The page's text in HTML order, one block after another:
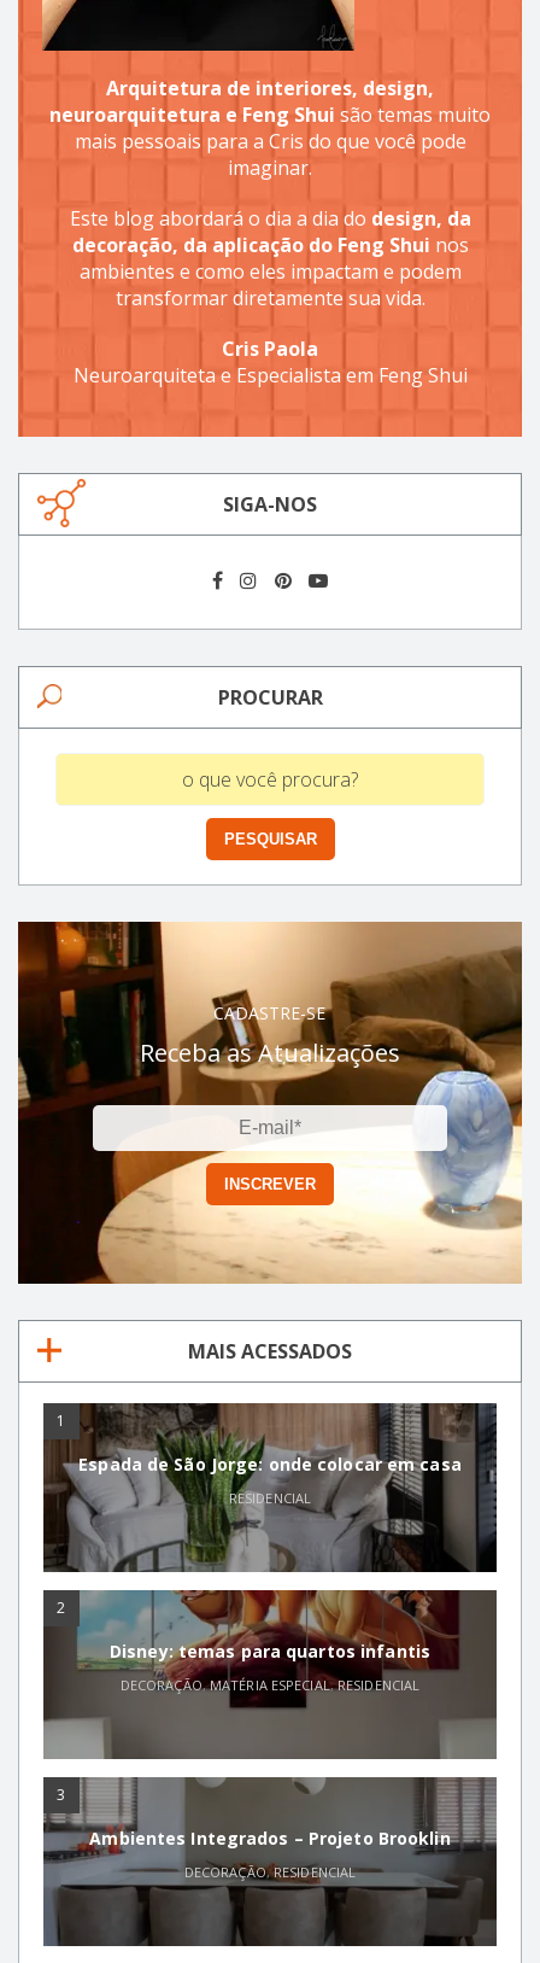
Arquitetura de interiores, design,
neuroarquitetura e Feng Shui são temas muito
mais pessoais para a Cris do que você pode
imaginar.
Este blog abordará o dia a dia do design, da
decoração, da aplicação do Feng Shui nos
ambientes e como eles impactam e podem
transformar diretamente sua vida.
Cris Paola
Neuroarquiteta e Especialista em Feng Shui
SIGA-NOS
PROCURAR
CADASTRE-SE
Receba as Atualizações
MAIS ACESSADOS
1
Espada de São Jorge: onde colocar em casa
RESIDENCIAL
2
Disney: temas para quartos infantis
DECORAÇÃO,MATÉRIA ESPECIAL,RESIDENCIAL
3
Ambientes Integrados – Projeto Brooklin
DECORAÇÃO,RESIDENCIAL